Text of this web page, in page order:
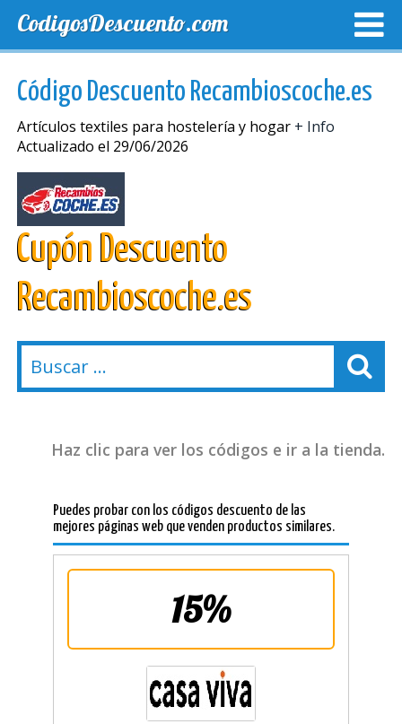
CodigosDescuento.com
Código Descuento Recambioscoche.es
Artículos textiles para hostelería y hogar + Info
Actualizado el 29/06/2026
Cupón Descuento
Recambioscoche.es
Haz clic para ver los códigos e ir a la tienda.
Puedes probar con los códigos descuento de las
mejores páginas web que venden productos similares.
15%